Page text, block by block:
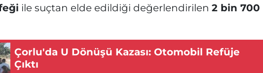
ile suçtan elde edildiği değerlendirilen 2 bin 700
Çorlu'da U Dönüşü Kazası: Otomobil Refüje
Çıktı